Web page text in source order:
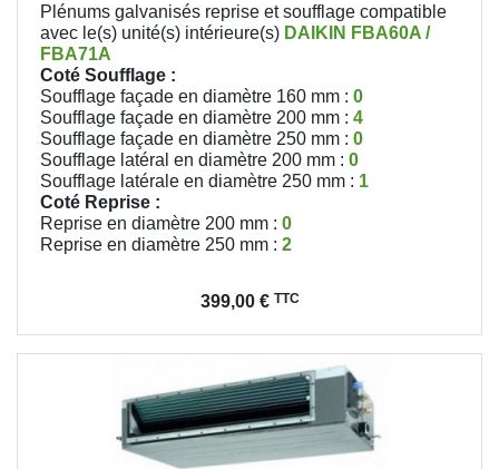
Plénums galvanisés reprise et soufflage compatible
avec le(s) unité(s) intérieure(s) DAIKIN FBA60A /
FBA71A
Coté Soufflage :
Soufflage façade en diamètre 160 mm : 0
Soufflage façade en diamètre 200 mm : 4
Soufflage façade en diamètre 250 mm : 0
Soufflage latéral en diamètre 200 mm : 0
Soufflage latérale en diamètre 250 mm : 1
Coté Reprise :
Reprise en diamètre 200 mm : 0
Reprise en diamètre 250 mm : 2
399,00 € TTC